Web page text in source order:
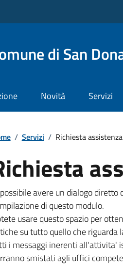
di San
Novità Servizi
/ Servizi / Richiesta assistenza
avere un dialogo
di questo modulo.
usare questo spazio per
su tutto quello che riguarda
i messaggi inerenti all'attivita'
smistati agli uffici